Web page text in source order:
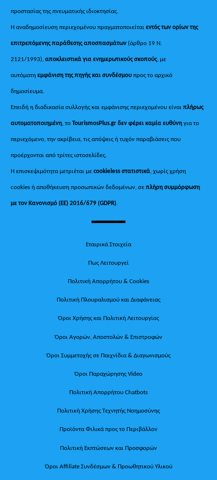
προστασίας της πνευματικής ιδιοκτησίας.
Η αναδημοσίευση περιεχομένου πραγματοποιείταιεντός των ορίων της
επιτρεπόμενης παράθεσης αποσπασμάτων (άρθρο 19 Ν.
2121/1993), αποκλειστικά για ενημερωτικούς σκοπούς, με
αυτόματηεμφάνιση της πηγής και συνδέσμου προς το αρχικό
δημοσίευμα.
Επειδή η διαδικασία συλλογής και εμφάνισης περιεχομένου είναιπλήρως
αυτοματοποιημένη, τοTourismosPlus.gr δεν φέρει καμία ευθύνη για το
περιεχόμενο, την ακρίβεια, τις απόψεις ή τυχόν παραβιάσεις που
προέρχονται από τρίτες ιστοσελίδες.
Η επισκεψιμότητα μετριέται μεcookieless στατιστικά, χωρίς χρήση
cookies ή αποθήκευση προσωπικών δεδομένων, σεπλήρη συμμόρφωση
με τον Κανονισμό (ΕΕ) 2016/679 (GDPR).
Εταιρικά Στοιχεία
Πως Λειτουργεί
Πολιτική Απορρήτου & Cookies
Πολιτική Πλουραλισμού και Διαφάνειας
Όροι Χρήσης και Πολιτική Λειτουργίας
Όροι Αγορών, Αποστολών & Επιστροφών
Όροι Συμμετοχής σε Παιχνίδια & Διαγωνισμούς
Όροι Παραχώρησης Video
Πολιτική Απορρήτου Chatbots
Πολιτική Χρήσης Τεχνητής Νοημοσύνης
Προϊόντα Φιλικά προς το Περιβάλλον
Πολιτική Εκπτώσεων και Προσφορών
Όροι Affiliate Συνδέσμων & Προωθητικού Υλικού